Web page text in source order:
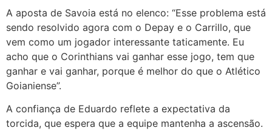
A aposta de Savoia está no elenco: “Esse problema está
sendo resolvido agora com o Depay e o Carrillo, que
vem como um jogador interessante taticamente. Eu
acho que o Corinthians vai ganhar esse jogo, tem que
ganhar e vai ganhar, porque é melhor do que o Atlético
Goianiense”.
A confiança de Eduardo reflete a expectativa da
torcida, que espera que a equipe mantenha a ascensão.